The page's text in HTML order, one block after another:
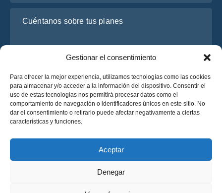
Gestionar el consentimiento
Para ofrecer la mejor experiencia, utilizamos tecnologías como las cookies
para almacenar y/o acceder a la información del dispositivo. Consentir el
uso de estas tecnologías nos permitirá procesar datos como el
comportamiento de navegación o identificadores únicos en este sitio. No
dar el consentimiento o retirarlo puede afectar negativamente a ciertas
características y funciones.
Aceptar
Denegar
He leído y acepto laPolítica de Privacidadde OsaBus.
Solicite un presupuesto
Solicite un presupuesto